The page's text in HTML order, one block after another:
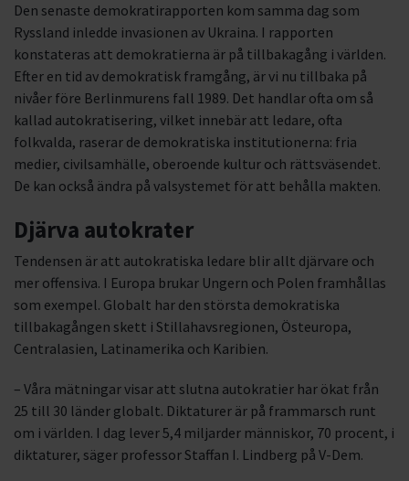
Den senaste demokratirapporten kom samma dag som
Ryssland inledde invasionen av Ukraina. I rapporten
konstateras att demokratierna är på tillbakagång i världen.
Efter en tid av demokratisk framgång, är vi nu tillbaka på
nivåer före Berlinmurens fall 1989. Det handlar ofta om så
kallad autokratisering, vilket innebär att ledare, ofta
folkvalda, raserar de demokratiska institutionerna: fria
medier, civilsamhälle, oberoende kultur och rättsväsendet.
De kan också ändra på valsystemet för att behålla makten.
Djärva autokrater
Tendensen är att autokratiska ledare blir allt djärvare och
mer offensiva. I Europa brukar Ungern och Polen framhållas
som exempel. Globalt har den största demokratiska
tillbakagången skett i Stillahavsregionen, Östeuropa,
Centralasien, Latinamerika och Karibien.
– Våra mätningar visar att slutna autokratier har ökat från
25 till 30 länder globalt. Diktaturer är på frammarsch runt
om i världen. I dag lever 5,4 miljarder människor, 70 procent, i
diktaturer, säger professor Staffan I. Lindberg på V-Dem.